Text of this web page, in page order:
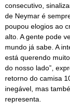
consecutivo,
de Neymar é
poupou elogios ao
alto. A gente pode
mundo já sabe. A
está querendo
do nosso lado”,
retorno do camisa
inegável, mas
representa.